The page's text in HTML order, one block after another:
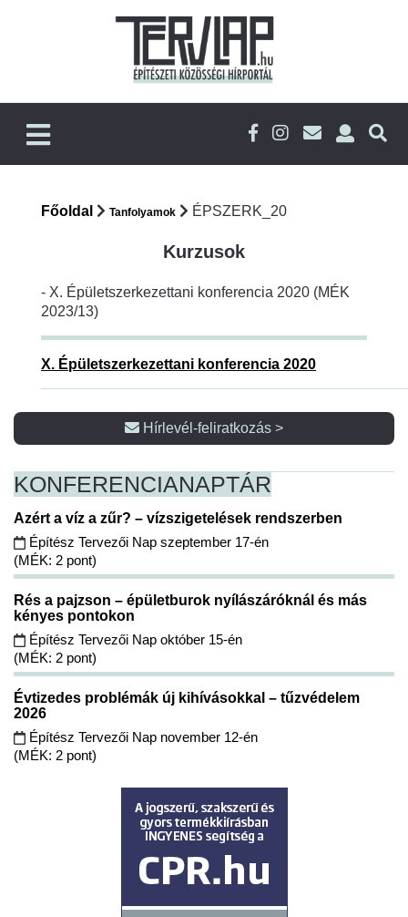
Főoldal Tanfolyamok ÉPSZERK_20
Kurzusok
- X. Épületszerkezettani konferencia 2020 (MÉK
2023/13)
X. Épületszerkezettani konferencia 2020
Hírlevél-feliratkozás >
KONFERENCIANAPTÁR
Azért a víz a zűr? – vízszigetelések rendszerben
Építész Tervezői Nap szeptember 17-én
(MÉK: 2 pont)
Rés a pajzson – épületburok nyílászáróknál és más
kényes pontokon
Építész Tervezői Nap október 15-én
(MÉK: 2 pont)
Évtizedes problémák új kihívásokkal – tűzvédelem
2026
Építész Tervezői Nap november 12-én
(MÉK: 2 pont)